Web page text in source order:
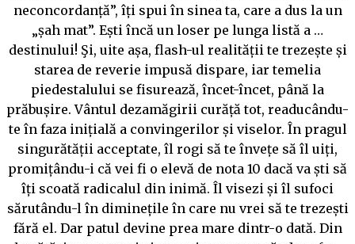
neconcordanță”, îți spui în sinea ta, care a dus la un
„șah mat”. Ești încă un loser pe lunga listă a …
destinului! Şi, uite așa, flash-ul realității te trezește și
starea de reverie impusă dispare, iar temelia
piedestalului se fisurează, încet-încet, până la
prăbușire. Vântul dezamăgirii curăță tot, readucându-
te în faza inițială a convingerilor și viselor. În pragul
singurătății acceptate, îl rogi să te învețe să îl uiți,
promițându-i că vei fi o elevă de nota 10 dacă va ști să
îți scoată radicalul din inimă. Îl visezi și îl sufoci
sărutându-l în diminețile în care nu vrei să te trezești
fără el. Dar patul devine prea mare dintr-o dată. Din